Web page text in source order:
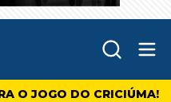
O JOGO DO CRICIÚMA!